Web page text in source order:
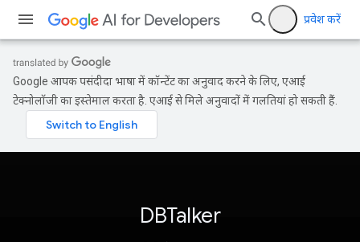
प्रवेश करें
Google आपकी पसंदीदा भाषा में कॉन्टेंट का अनुवाद करने के लिए, एआई
टेक्नोलॉजी का इस्तेमाल करता है. एआई से मिले अनुवादों में गलतियां हो सकती हैं.
DBTalker